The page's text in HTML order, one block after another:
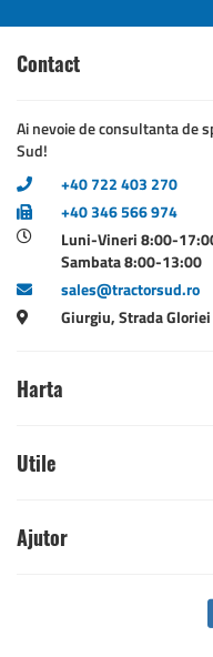
Contact
Ai nevoie de consultanta de
Sud!
+40 722 403 270
+40 346 566 974
Luni-Vineri 8:00-
Sambata 8:00-13:00
sales@tractorsud.ro
Giurgiu, Strada
Harta
Utile
Ajutor